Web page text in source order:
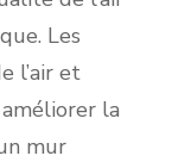
Les
l’air et
la
mur